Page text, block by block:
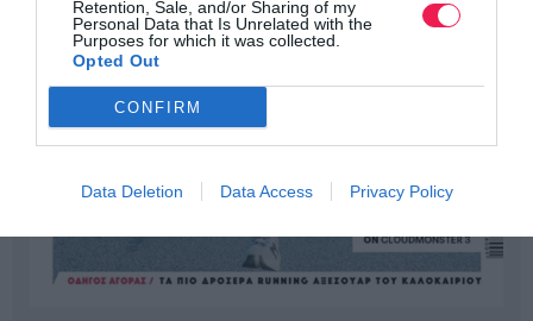
Retention, Sale, and/or Sharing of my
Personal Data that Is Unrelated with the
Purposes for which it was collected.
Opted Out
CONFIRM
Data Deletion Data Access Privacy Policy